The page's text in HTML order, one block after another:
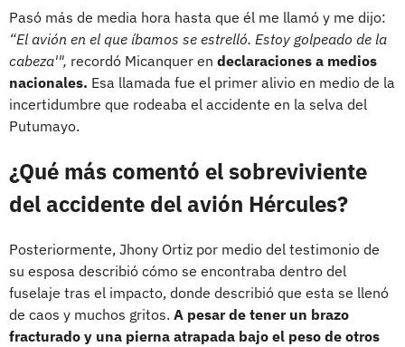
Pasó más de media hora hasta que él me llamó y me dijo:
“El avión en el que íbamos se estrelló. Estoy golpeado de la
cabeza'", recordó Micanquer en declaraciones a medios
nacionales. Esa llamada fue el primer alivio en medio de la
incertidumbre que rodeaba el accidente en la selva del
Putumayo.
¿Qué más comentó el sobreviviente
del accidente del avión Hércules?
Posteriormente, Jhony Ortiz por medio del testimonio de
su esposa describió cómo se encontraba dentro del
fuselaje tras el impacto, donde describió que esta se llenó
de caos y muchos gritos. A pesar de tener un brazo
fracturado y una pierna atrapada bajo el peso de otros